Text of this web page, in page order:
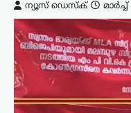
ന്യൂസ് ഡെസ്ക് മാർച്ച്‌